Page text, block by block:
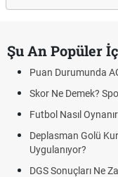
Şu An Popüler
Puan Durumunda
Skor Ne Demek?
Futbol Nasıl
Deplasman Golü
Uygulanıyor?
DGS Sonuçları Ne